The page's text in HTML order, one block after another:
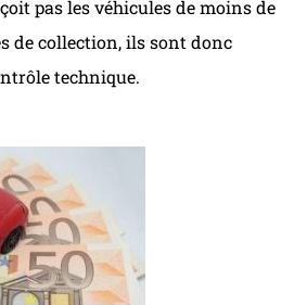
pas les véhicules de moins de
de collection, ils sont donc
technique.